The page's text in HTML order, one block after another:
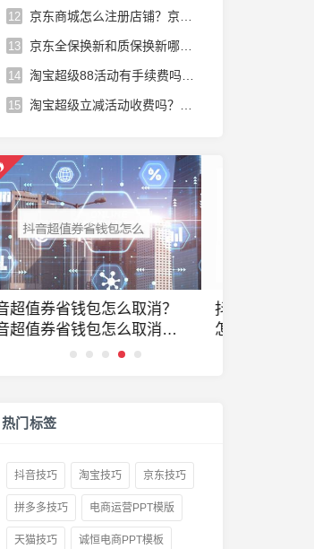
12 京东商城怎么注册店铺？京东商城店铺怎么入驻入驻步骤有哪些
13 京东全保换新和质保换新哪个划算？京东全保换新和全保修哪个好
14 淘宝超级88活动有手续费吗？淘宝超级88会员有用吗
15
抖音钻石怎么变现？抖音钻石
怎么变现金了
热门标签
抖音技巧 淘宝技巧 京东技巧
拼多多技巧 电商运营PPT模版
天猫技巧 诚恒电商PPT模板